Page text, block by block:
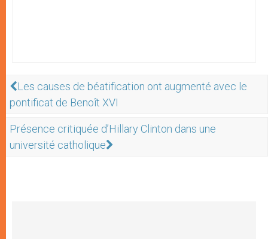
Les causes de béatification ont augmenté avec le
pontificat de Benoît XVI
Présence critiquée d’Hillary Clinton dans une
université catholique